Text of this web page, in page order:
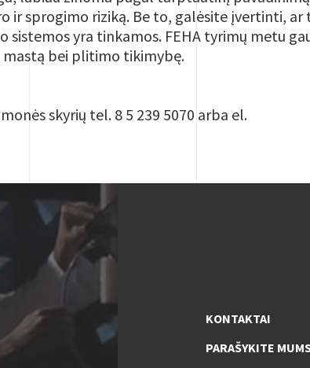
ir sprogimo riziką. Be to, galėsite įvertinti, ar
yra tinkamos. FEHA tyrimų metu
mastą bei plitimo tikimybę.
skyrių tel. 8 5 239 5070 arba el.
KONTAKTAI
PARAŠYKITE